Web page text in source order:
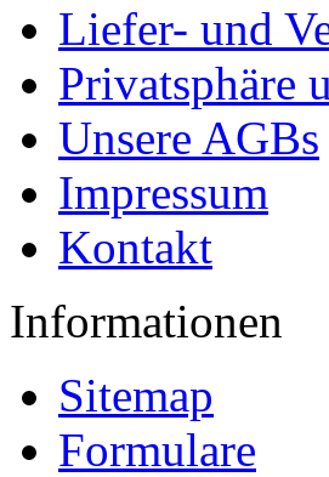
Liefer- und
Privatsphäre
Unsere AGBs
Impressum
Kontakt
Informationen
Sitemap
Formulare